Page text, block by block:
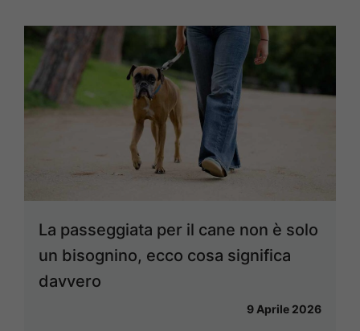
La passeggiata per il cane non è solo
un bisognino, ecco cosa significa
davvero
9 Aprile 2026